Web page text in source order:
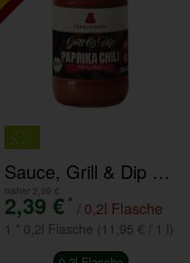
Sauce, Grill & Dip Paprika Chili
bisher 2,99 €
2,39 € * / 0,2l Flasche
1 * 0,2l Flasche (11,95 € / 1 l)